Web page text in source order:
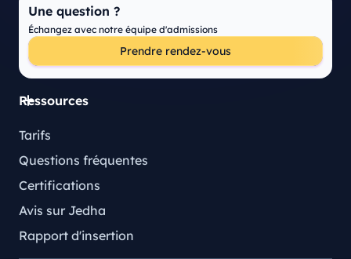
Une question ?
Échangez avec notre équipe d'admissions
Prendre rendez-vous
Ressources
Tarifs
Questions fréquentes
Certifications
Avis sur Jedha
Rapport d'insertion